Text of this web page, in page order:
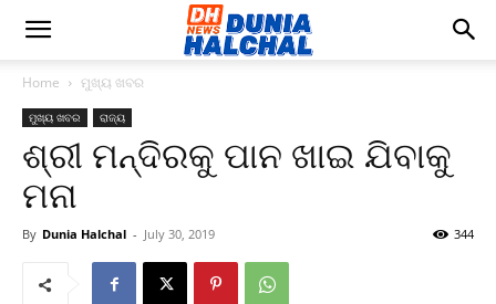
Home ମୁଖ୍ୟ ଖବର
ମୁଖ୍ୟ ଖବର ରାଜ୍ୟ
ଶ୍ରୀ ମନ୍ଦିରକୁ ପାନ ଖାଇ ଯିବାକୁ
ମନା
By Dunia Halchal - July 30, 2019 344